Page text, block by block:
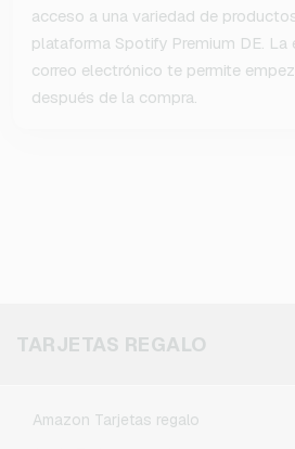
acceso a una variedad de
plataforma Spotify Premium DE. La
correo electrónico te permite
después de la compra.
TARJETAS REGALO
Amazon Tarjetas regalo